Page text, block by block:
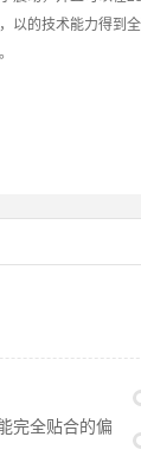
以的技术能力得到
完全贴合的偏